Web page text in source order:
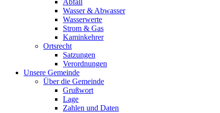
Abfall
Wasser & Abwasser
Wasserwerte
Strom & Gas
Kaminkehrer
Ortsrecht
Satzungen
Verordnungen
Unsere Gemeinde
Über die Gemeinde
Grußwort
Lage
Zahlen und Daten